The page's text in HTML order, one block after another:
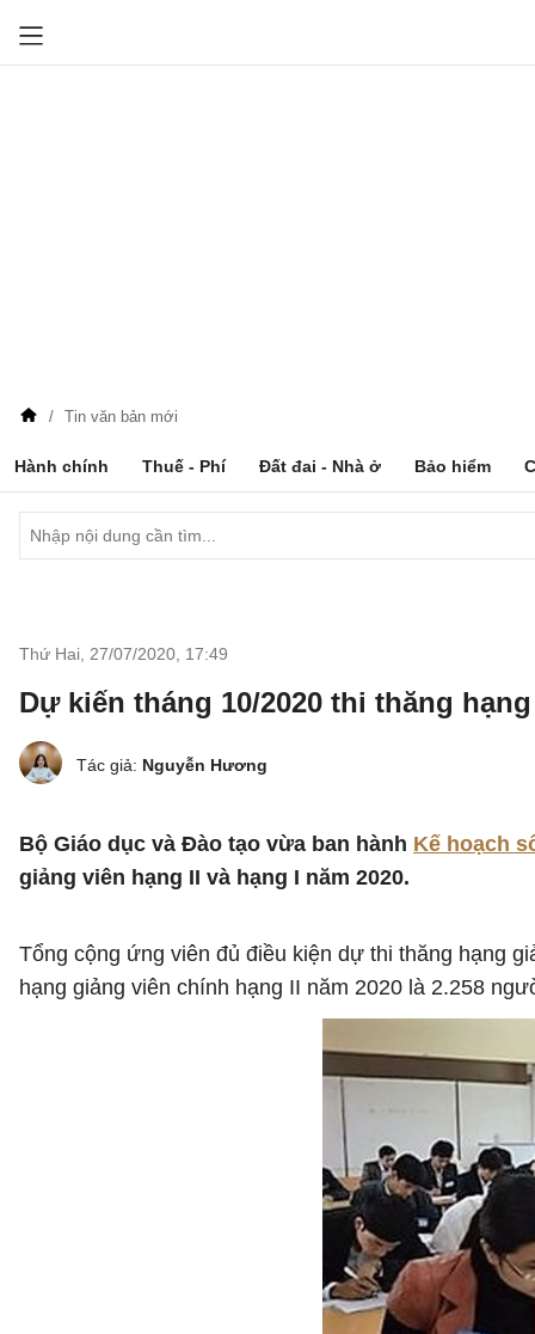
Tin văn bản mới
Hành chính Thuế - Phí Đất đai - Nhà ở Bảo hiểm
Thứ Hai, 27/07/2020 17:49
Dự kiến tháng 10/2020 thi thăng
Tác giả: Nguyễn Hương
Bộ Giáo dục và Đào tạo vừa ban hành Kế hoạch
giảng viên hạng II và hạng I năm 2020.
Tổng cộng ứng viên đủ điều kiện dự thi thăng hạng
hạng giảng viên chính hạng II năm 2020 là 2.258